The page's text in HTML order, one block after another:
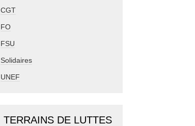
CGT
FO
FSU
Solidaires
UNEF
TERRAINS DE LUTTES